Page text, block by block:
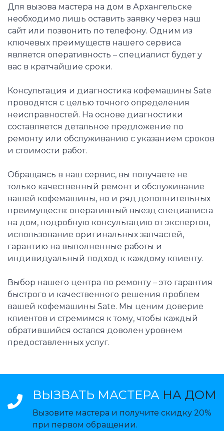
Для вызова мастера на дом в Архангельске
необходимо лишь оставить заявку через наш
сайт или позвонить по телефону. Одним из
ключевых преимуществ нашего сервиса
является оперативность – специалист будет у
вас в кратчайшие сроки.
Консультация и диагностика кофемашины Sate
проводятся с целью точного определения
неисправностей. На основе диагностики
составляется детальное предложение по
ремонту или обслуживанию с указанием сроков
и стоимости работ.
Обращаясь в наш сервис, вы получаете не
только качественный ремонт и обслуживание
вашей кофемашины, но и ряд дополнительных
преимуществ: оперативный выезд специалиста
на дом, подробную консультацию от экспертов,
использование оригинальных запчастей,
гарантию на выполненные работы и
индивидуальный подход к каждому клиенту.
Выбор нашего центра по ремонту – это гарантия
быстрого и качественного решения проблем
вашей кофемашины Sate. Мы ценим доверие
клиентов и стремимся к тому, чтобы каждый
обратившийся остался доволен уровнем
предоставленных услуг.
ВЫЗВАТЬ МАСТЕРА НА ДОМ
Вызовите мастера и получите скидку 20%
при первом обращении.